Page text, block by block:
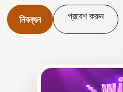
নিবন্ধন প্রবেশ করুন